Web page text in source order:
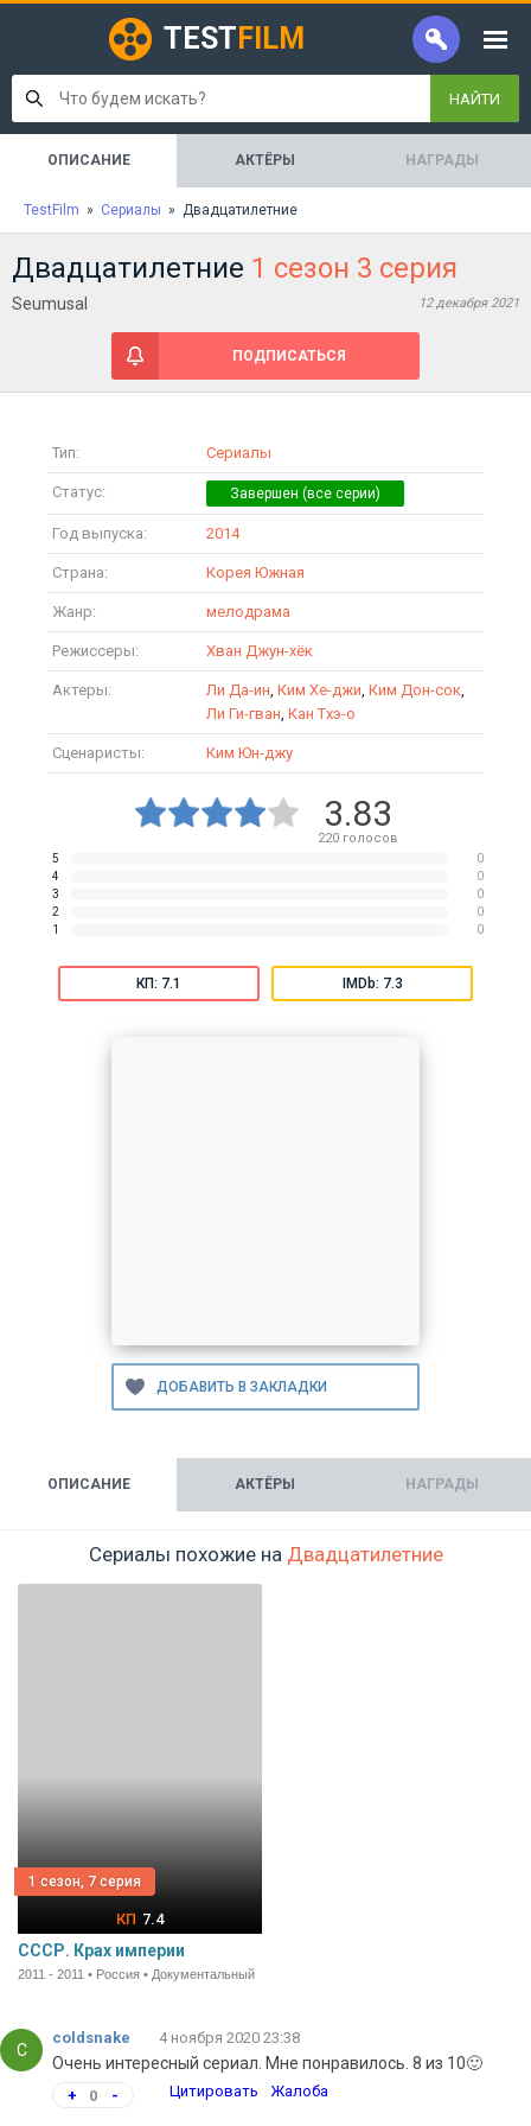
TEST FILM
НАЙТИ
ОПИСАНИЕ АКТЁРЫ НАГРАДЫ
TestFilm » Сериалы » Двадцатилетние
Двадцатилетние 1 сезон 3 серия
Seumusal 12 декабря 2021
ПОДПИСАТЬСЯ
Тип: Сериалы
Статус:
Год выпуска: 2014
Страна: Корея Южная
Жанр: мелодрама
Режиссеры: Хван Джун-хёк
Актеры: Ли Да-ин, Ким Хе-джи, Ким Дон-сок,
Ли Ги-гван, Кан Тхэ-о
Сценаристы: Ким Юн-джу
3.83
220голосов
5
0
4
0
3
0
2
0
1
0
КП: 7.1 IMDb: 7.3
ОПИСАНИЕ АКТЁРЫ НАГРАДЫ
Сериалы похожие на Двадцатилетние
1 сезон, 7 серия
7.4
СССР. Крах империи
2011 - 2011 • Россия • Документальный
C
coldsnake 4 ноября 2020 23:38
Очень интересный сериал. Мне понравилось. 8 из 10🙂
+ 0 - Цитировать Жалоба